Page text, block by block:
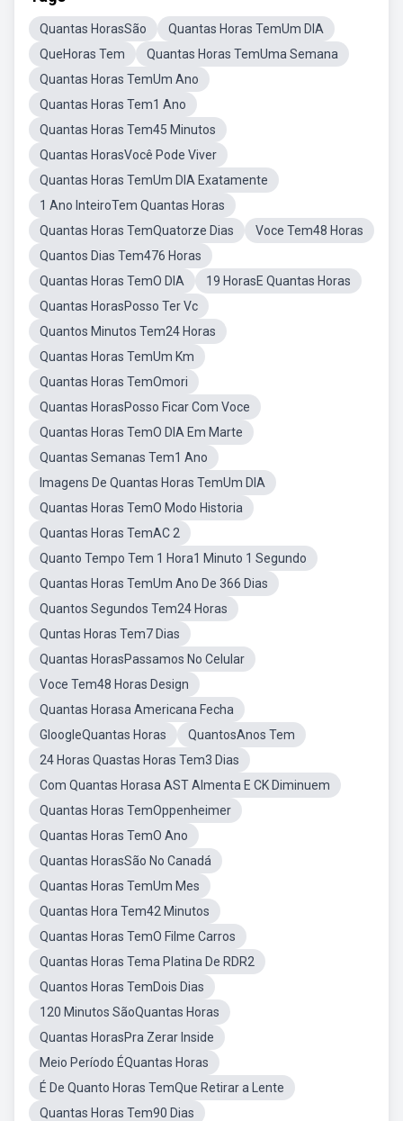
Quantas HorasSão
Quantas Horas TemUm DIA
QueHoras Tem
Quantas Horas TemUma Semana
Quantas Horas TemUm Ano
Quantas Horas Tem1 Ano
Quantas Horas Tem45 Minutos
Quantas HorasVocê Pode Viver
Quantas Horas TemUm DIA Exatamente
1 Ano InteiroTem Quantas Horas
Quantas Horas TemQuatorze Dias
Voce Tem48 Horas
Quantos Dias Tem476 Horas
Quantas Horas TemO DIA
19 HorasE Quantas Horas
Quantas HorasPosso Ter Vc
Quantos Minutos Tem24 Horas
Quantas Horas TemUm Km
Quantas Horas TemOmori
Quantas HorasPosso Ficar Com Voce
Quantas Horas TemO DIA Em Marte
Quantas Semanas Tem1 Ano
Imagens De Quantas Horas TemUm DIA
Quantas Horas TemO Modo Historia
Quantas Horas TemAC 2
Quanto Tempo Tem 1 Hora1 Minuto 1 Segundo
Quantas Horas TemUm Ano De 366 Dias
Quantos Segundos Tem24 Horas
Quntas Horas Tem7 Dias
Quantas HorasPassamos No Celular
Voce Tem48 Horas Design
Quantas Horasa Americana Fecha
GloogleQuantas Horas
QuantosAnos Tem
24 Horas Quastas Horas Tem3 Dias
Com Quantas Horasa AST Almenta E CK Diminuem
Quantas Horas TemOppenheimer
Quantas Horas TemO Ano
Quantas HorasSão No Canadá
Quantas Horas TemUm Mes
Quantas Hora Tem42 Minutos
Quantas Horas TemO Filme Carros
Quantas Horas Tema Platina De RDR2
Quantos Horas TemDois Dias
120 Minutos SãoQuantas Horas
Quantas HorasPra Zerar Inside
Meio Período ÉQuantas Horas
É De Quanto Horas TemQue Retirar a Lente
Quantas Horas Tem90 Dias